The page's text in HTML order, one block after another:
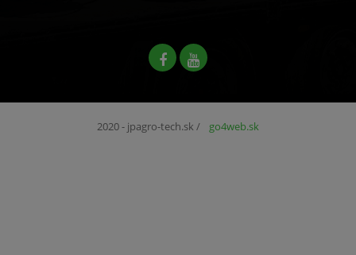
2020 - jpagro-tech.sk / go4web.sk